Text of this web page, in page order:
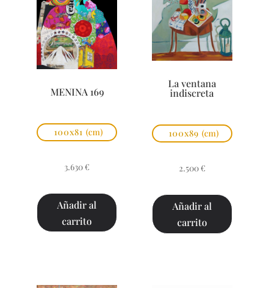
MENINA 169
100x81 (cm)
3.630 €
Añadir al
carrito
La ventana
indiscreta
100x89 (cm)
2.500 €
Añadir al
carrito